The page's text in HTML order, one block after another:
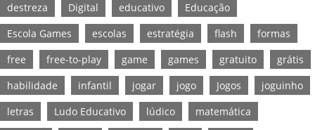
destreza
Digital educativo
Educação
Escola Games
escolas estratégia flash
formas
free
free-to-play game games gratuito
grátis
habilidade
infantil jogar jogo Jogos
joguinho
letras
Ludo Educativo lúdico
matemática